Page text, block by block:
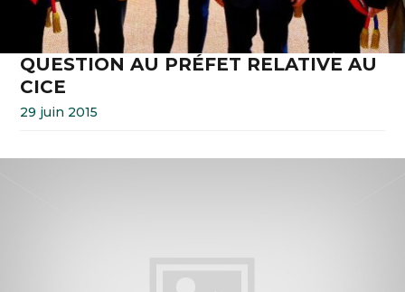
QUESTION AU PRÉFET RELATIVE AU
CICE
29 juin 2015